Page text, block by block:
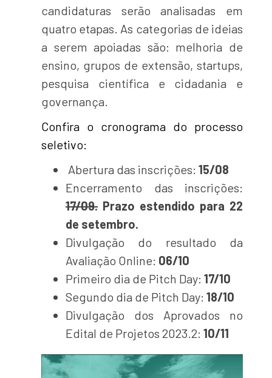
candidaturas serão analisadas em
quatro etapas. As categorias de ideias
a serem apoiadas são: melhoria de
ensino, grupos de extensão, startups,
pesquisa científica e cidadania e
governança.
Confira o cronograma do processo
seletivo:
Abertura das inscrições:15/08
Encerramento das inscrições:
17/09. Prazo estendido para 22
de setembro.
Divulgação do resultado da
Avaliação Online: 06/10
Primeiro dia de Pitch Day:17/10
Segundo dia de Pitch Day:18/10
Divulgação dos Aprovados no
Edital de Projetos 2023.2:10/11